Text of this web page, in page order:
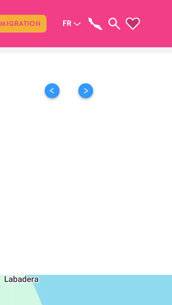
FR Partager